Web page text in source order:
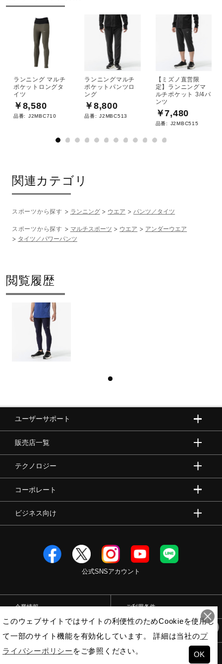
ランニング マルチ
ポケットロングタ
イツ
￥8,580
品番: J2MBC710
ランニングマルチ
ポケットパンツロ
ング
￥8,800
品番: J2MBC513
【ミズノ直営限
定】ランニングマ
ルチポケット 3/4パ
ンツ
￥7,480
品番: J2MBC515
関連カテゴリ
スポーツから探す ランニング ウエア パンツ／タイツ
スポーツから探す マルチスポーツ ウエア
アンダーウエア
タイツ／パワーパンツ
閲覧履歴
ユーザーサポート
販売店一覧
テクノロジー
コーポレート
ビジネス向け
公式SNSアカウント
企業情報 ご利用条件
© Mizuno Corporation
直近で10 人が 購入しました！
OK
このウェブサイトではサイトの利便性のためCookieを使用し
て一部のサイト機能を有効化しています。 詳細は当社のプ
ライバシーポリシー をご参照ください。